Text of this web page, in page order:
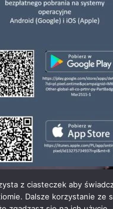
prawa
Prywatności
z ciasteczek aby
Dalsze korzystanie ze